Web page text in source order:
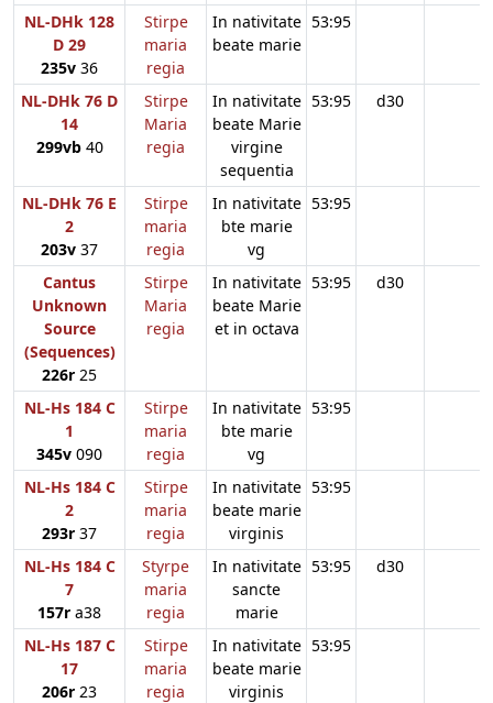
NL-DHk 128
D 29
235v 36
Stirpe
maria
regia
In nativitate
beate marie
53:95
NL-DHk 76 D
14
299vb40
Stirpe
Maria
regia
In nativitate
beate Marie
virgine
sequentia
53:95 d30
NL-DHk 76 E
2
203v 37
Stirpe
maria
regia
In nativitate
bte marie
vg
53:95
Cantus
Unknown
Source
(Sequences)
226r 25
Stirpe
Maria
regia
In nativitate
beate Marie
et in octava
53:95 d30
NL-Hs 184 C
1
345v 090
Stirpe
maria
regia
In nativitate
bte marie
vg
53:95
NL-Hs 184 C
2
293r 37
Stirpe
maria
regia
In nativitate
beate marie
virginis
53:95
NL-Hs 184 C
7
157r a38
Styrpe
maria
regia
In nativitate
sancte
marie
53:95 d30
NL-Hs 187 C
17
206r 23
Stirpe
maria
regia
In nativitate
beate marie
virginis
53:95